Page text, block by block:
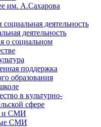
им. А.Сахарова
деятельность
деятельность
о социальном
поддержка
образования
в культурно-
сфере
и СМИ
СМИ